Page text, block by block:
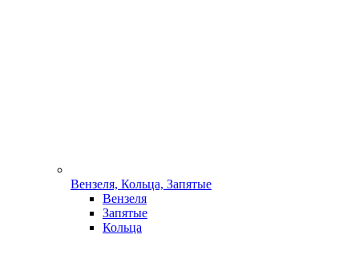
Вензеля, Кольца, Запятые
Вензеля
Запятые
Кольца